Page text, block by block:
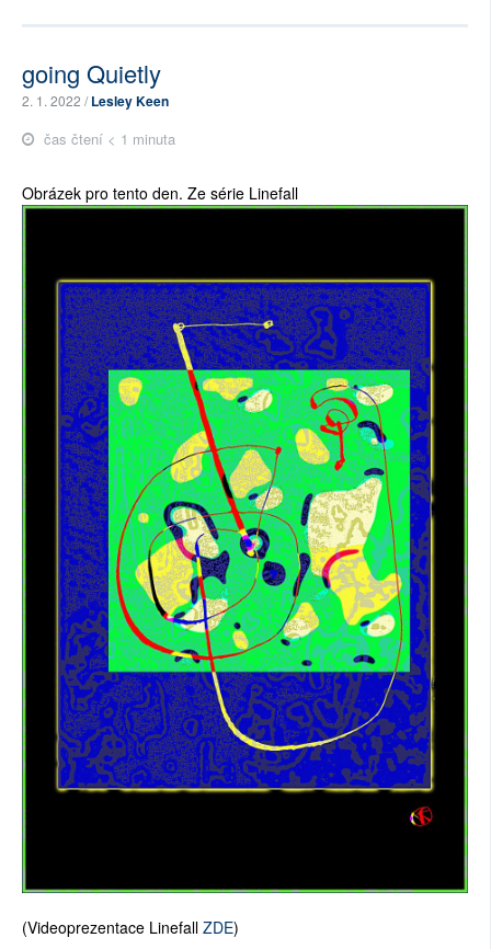
going Quietly
2. 1. 2022 /Lesley Keen
čas čtení < 1 minuta
Obrázek pro tento den. Ze série Linefall
(Videoprezentace Linefall ZDE)